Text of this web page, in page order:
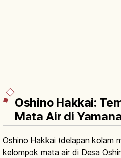
Oshino Hakkai:
Mata Air di
Oshino Hakkai (delapan kolam
kelompok mata air di Desa